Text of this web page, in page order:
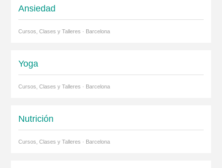
Ansiedad
Cursos, Clases y Talleres · Barcelona
Yoga
Cursos, Clases y Talleres · Barcelona
Nutrición
Cursos, Clases y Talleres · Barcelona